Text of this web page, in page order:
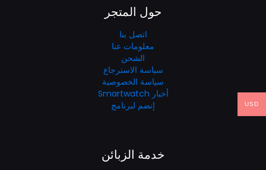
حول المتجر
اتصل بنا
معلومات عنا
الشحن
سياسة الاسترجاع
سياسة الخصوصية
أخبار Smartwatch
إنضم لبرنامج
خدمة الزبائن
USD